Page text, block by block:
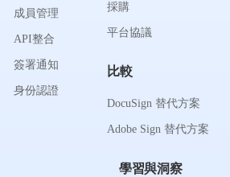
成員管理
API整合
簽署通知
身份認證
採購
平台協議
比較
DocuSign 替代方案
Adobe Sign 替代方案
學習與洞察